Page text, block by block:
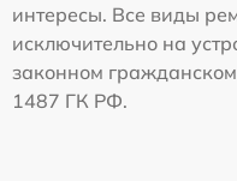
интересы. Все виды
исключительно на
законном гражданском
1487 ГК РФ.